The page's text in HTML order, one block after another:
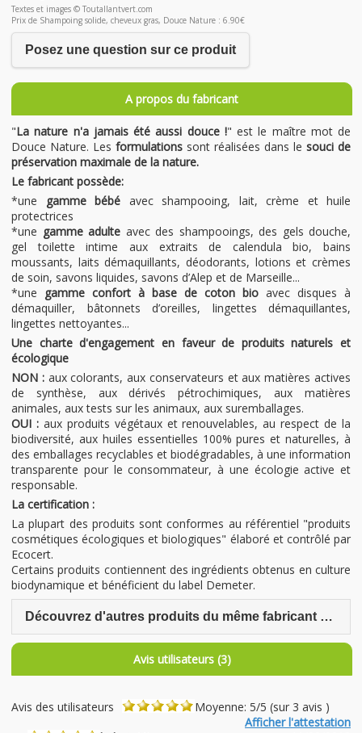
Textes et images © Toutallantvert.com
Prix de Shampoing solide, cheveux gras, Douce Nature : 6.90€
Posez une question sur ce produit
A propos du fabricant
"La nature n'a jamais été aussi douce !" est le maître mot de
Douce Nature. Les formulations sont réalisées dans le souci de
préservation maximale de la nature.
Le fabricant possède:
*une gamme bébé avec shampooing, lait, crème et huile
protectrices
*une gamme adulte avec des shampooings, des gels douche,
gel toilette intime aux extraits de calendula bio, bains
moussants, laits démaquillants, déodorants, lotions et crèmes
de soin, savons liquides, savons d’Alep et de Marseille...
*une gamme confort à base de coton bio avec disques à
démaquiller, bâtonnets d’oreilles, lingettes démaquillantes,
lingettes nettoyantes...
Une charte d'engagement en faveur de produits naturels et
écologique
NON :aux colorants, aux conservateurs et aux matières actives
de synthèse, aux dérivés pétrochimiques, aux matières
animales, aux tests sur les animaux, aux suremballages.
OUI : aux produits végétaux et renouvelables, au respect de la
biodiversité, aux huiles essentielles 100% pures et naturelles, à
des emballages recyclables et biodégradables, à une information
transparente pour le consommateur, à une écologie active et
responsable.
La certification :
La plupart des produits sont conformes au référentiel "produits
cosmétiques écologiques et biologiques" élaboré et contrôlé par
Ecocert.
Certains produits contiennent des ingrédients obtenus en culture
biodynamique et bénéficient du label Demeter.
Découvrez d'autres produits du même fabricant Douce Nature
Avis utilisateurs (3)
Avis des utilisateurs
Moyenne: 5/5 (sur 3 avis )
Afficher l'attestation